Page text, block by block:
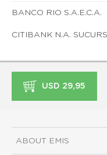
BANCO RIO S.A.E.C.A.
CITIBANK N.A.
USD 29,95
ABOUT EMIS